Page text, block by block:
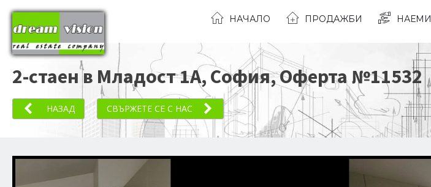
НАЧАЛО ПРОДАЖБИ НАЕМИ
2-стаен в Младост 1А, София, Оферта №11532
НАЗАД СВЪРЖЕТЕ СЕ С НАС